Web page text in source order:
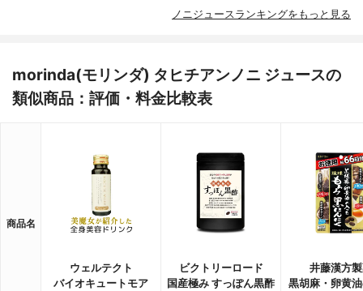
ノニジュースランキングをもっと見る
morinda(モリンダ) タヒチアンノニ ジュースの
類似商品：評価・料金比較表
商品名
ウェルテクト
バイオキュートモア
ビクトリーロード
国産極み すっぽん黒酢
井藤漢方
黒胡麻・卵黄